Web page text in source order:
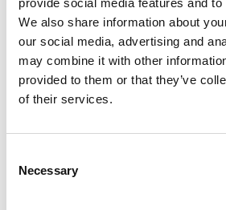
provide social media features and
We also share information about
our social media, advertising and
may combine it with other
provided to them or that they’ve
of their services.
Selection
Necessary
Non ti sporcare - Come
Il 24 novembre si è svolto presso la